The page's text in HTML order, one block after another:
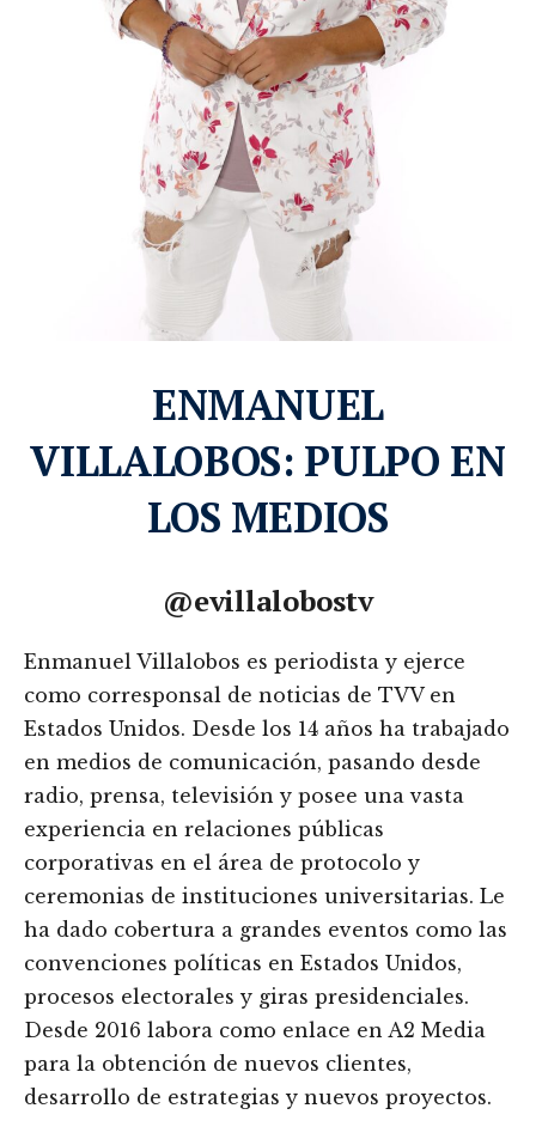
ENMANUEL
VILLALOBOS: PULPO EN
LOS MEDIOS
@evillalobostv
Enmanuel Villalobos es periodista y ejerce
como corresponsal de noticias de TVV en
Estados Unidos. Desde los 14 años ha trabajado
en medios de comunicación, pasando desde
radio, prensa, televisión y posee una vasta
experiencia en relaciones públicas
corporativas en el área de protocolo y
ceremonias de instituciones universitarias. Le
ha dado cobertura a grandes eventos como las
convenciones políticas en Estados Unidos,
procesos electorales y giras presidenciales.
Desde 2016 labora como enlace en A2 Media
para la obtención de nuevos clientes,
desarrollo de estrategias y nuevos proyectos.